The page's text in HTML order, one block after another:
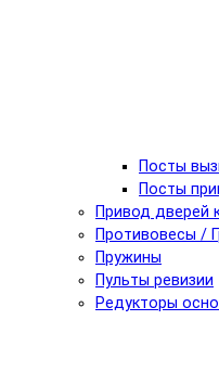
Посты
Посты
Привод дверей
Противовесы /
Пружины
Пульты ревизии
Редукторы